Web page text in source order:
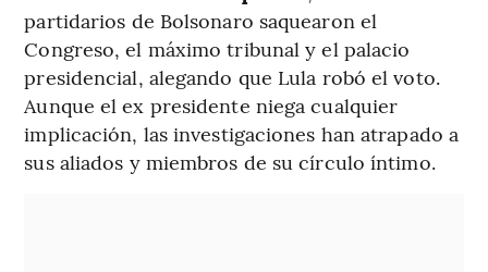
partidarios de Bolsonaro saquearon el
Congreso, el máximo tribunal y el palacio
presidencial, alegando que Lula robó el voto.
Aunque el ex presidente niega cualquier
implicación, las investigaciones han atrapado a
sus aliados y miembros de su círculo íntimo.